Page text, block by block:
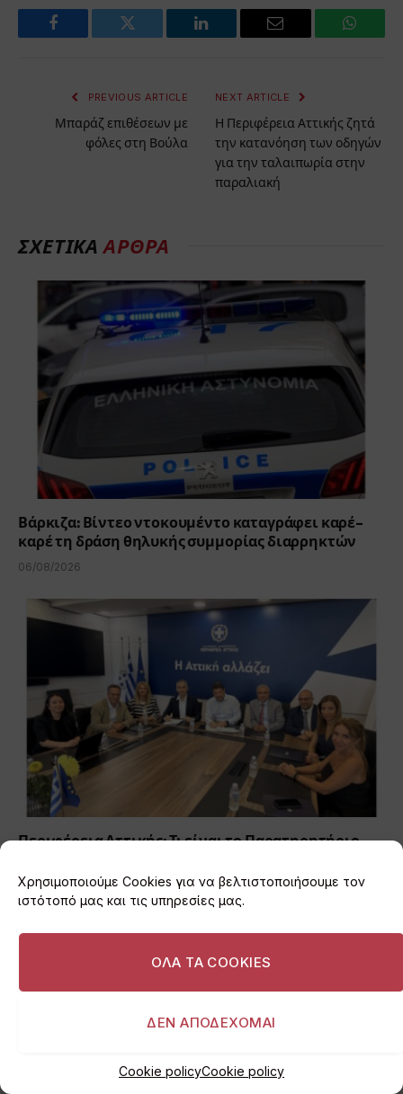
Χρησιμοποιούμε Cookies για να βελτιστοποιήσουμε τον
ιστότοπό μας και τις υπηρεσίες μας.
ΟΛΑ ΤΑ COOKIES
ΔΕΝ ΑΠΟΔΕΧΟΜΑΙ
Cookie policyCookie policy
Facebook Twitter LinkedIn Email
PREVIOUS ARTICLE
Μπαράζ επιθέσεων με
φόλες στη Βούλα
NEXT ARTICLE
Η Περιφέρεια Αττικής ζητά
την κατανόηση των οδηγών
για την ταλαιπωρία στην
παραλιακή
ΣΧΕΤΙΚΆΆΡΘΡΑ
Βάρκιζα: Βίντεο ντοκουμέντο καταγράφει καρέ-
καρέ τη δράση θηλυκής συμμορίας διαρρηκτών
06/08/2026
Περιφέρεια Αττικής: Τι είναι το Παρατηρητήριο
06/08/2026